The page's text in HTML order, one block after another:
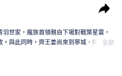
世家，魔族首領親自下場對戰葉星雲，
與此同時，齊王姜尚來到寧城，終與葉
的九天神女圖，使用奇門之術，將其帶
全部